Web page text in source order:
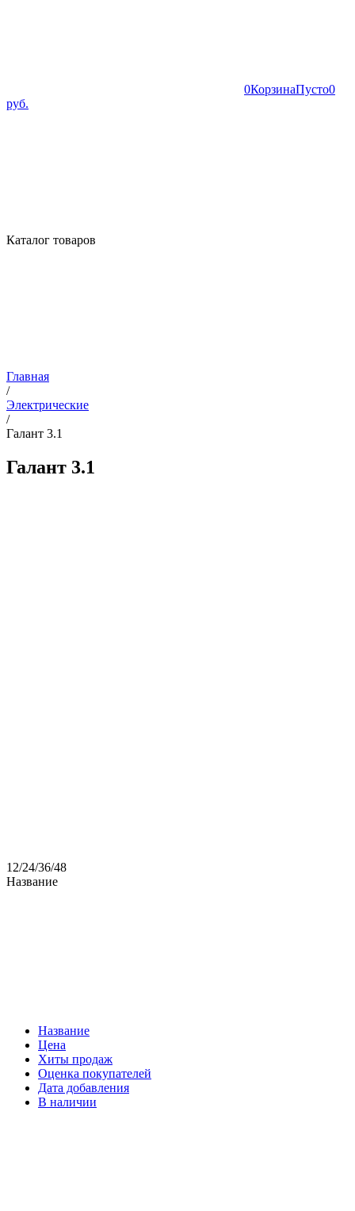
0КорзинаПусто0
руб.
Каталог товаров
Главная
/
Электрические
/
Галант 3.1
Галант 3.1
12/24/36/48
Название
Название
Цена
Хиты продаж
Оценка покупателей
Дата добавления
В наличии